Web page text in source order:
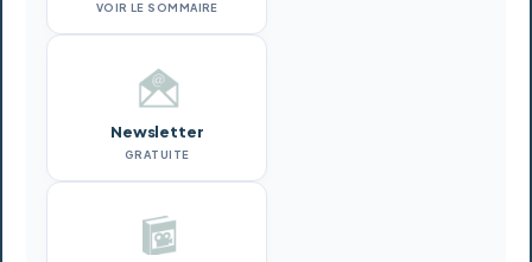
VOIR LE SOMMAIRE
Newsletter
GRATUITE